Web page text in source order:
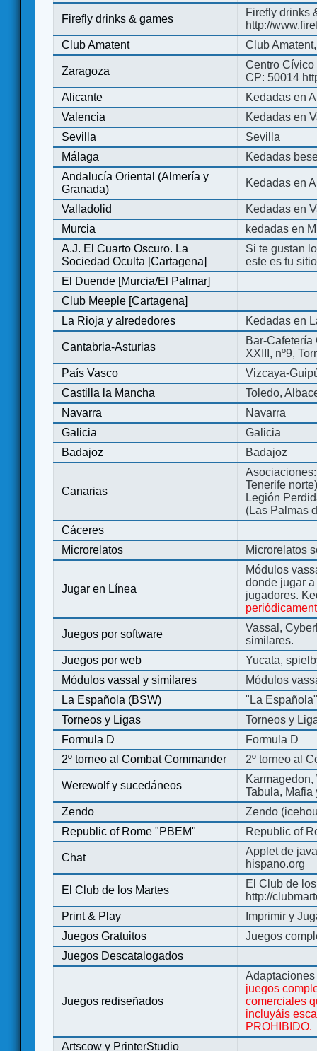
Firefly drinks & games
Firefly drinks
http://
Club Amatent
Club
Zaragoza
Centro Cívico
CP: 50014
Alicante
Kedadas en
Valencia
Kedadas en
Sevilla
Sevilla
Málaga
Kedadas
Andalucía Oriental (Almería y
Granada)
Kedadas en
Valladolid
Kedadas en
Murcia
kedadas en
A.J. El Cuarto Oscuro. La
Sociedad Oculta [Cartagena]
Si te gustan
este es tu
El Duende [Murcia/El Palmar]
Club Meeple [Cartagena]
La Rioja y alrededores
Kedadas en
Cantabria-Asturias
Bar-
XXIII, nº9,
País Vasco
Vizcaya-
Castilla la Mancha
Toledo,
Navarra
Navarra
Galicia
Galicia
Badajoz
Badajoz
Canarias
Tenerife
Legión
(Las Palmas
Cáceres
Microrelatos
Microrelatos
Jugar en Línea
Módulos
donde jugar
jugadores.
Juegos por software
Vassal,
similares.
Juegos por web
Yucata,
Módulos vassal y similares
Módulos
La Española (BSW)
"La
Torneos y Ligas
Torneos y
Formula D
Formula D
2º torneo al Combat Commander
2º torneo al
Werewolf y sucedáneos
Tabula, Mafia
Zendo
Zendo
Republic of Rome "PBEM"
Republic of
Chat
Applet de
hispano.org
El Club de los Martes
El Club de
http://
Print & Play
Imprimir y
Juegos Gratuitos
Juegos
Juegos Descatalogados
Juegos rediseñados
juegos
comerciales
incluyáis
PROHIBIDO.
Artscow y PrinterStudio